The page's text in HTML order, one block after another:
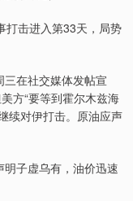
打击进入第33天，局势
在社交媒体发帖宣
方“要等到霍尔木兹海
续对伊打击。原油应声
子虚乌有，油价迅速